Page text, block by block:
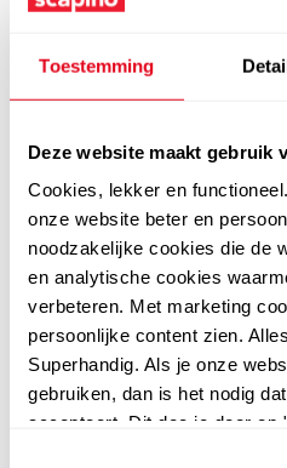
Toestemming
Deze website maakt gebruik
Cookies, lekker en
onze website beter en
noodzakelijke cookies die de
en analytische cookies
verbeteren. Met marketing
persoonlijke content zien.
Superhandig. Als je onze
gebruiken, dan is het nodig
accepteert. Dit doe je door op